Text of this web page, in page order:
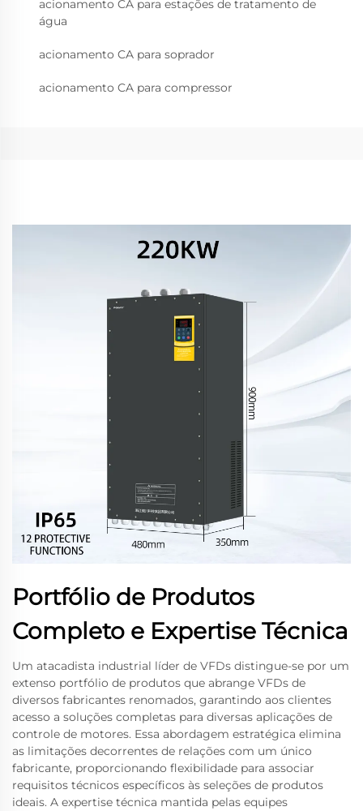
acionamento CA para estações de tratamento de
água
acionamento CA para soprador
acionamento CA para compressor
Portfólio de Produtos
Completo e Expertise Técnica
Um atacadista industrial líder de VFDs distingue-se por um
extenso portfólio de produtos que abrange VFDs de
diversos fabricantes renomados, garantindo aos clientes
acesso a soluções completas para diversas aplicações de
controle de motores. Essa abordagem estratégica elimina
as limitações decorrentes de relações com um único
fabricante, proporcionando flexibilidade para associar
requisitos técnicos específicos às seleções de produtos
ideais. A expertise técnica mantida pelas equipes